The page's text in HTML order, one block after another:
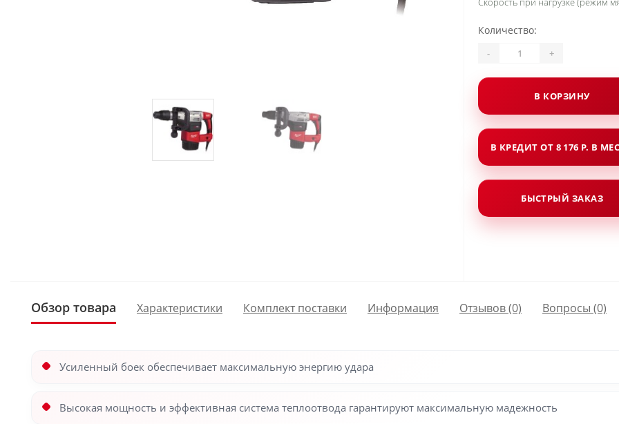
Количество:
- +
В КОРЗИНУ
В КРЕДИТ ОТ 8 176 Р. В
БЫСТРЫЙ ЗАКАЗ
Обзор товара Характеристики Комплект поставки Информация Отзывов (0) Вопросы (0)
Усиленный боек обеспечивает максимальную энергию удара
Высокая мощность и эффективная система теплоотвода гарантируют максимальную мадежность